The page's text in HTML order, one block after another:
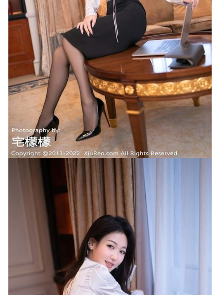
749MB] 2023-07-29
蜜汁猫裘 – NO.126 原神 甘雨修女 [39P6V-290MB] 2026-06-